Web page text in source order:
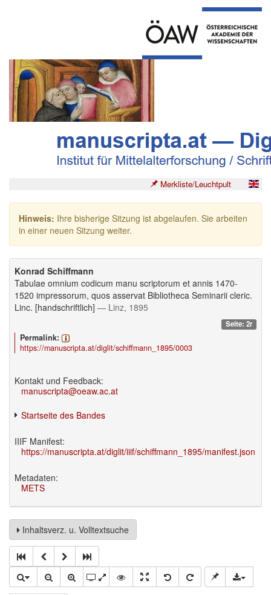
Merkliste/Leuchtpult
Hinweis: Ihre bisherige Sitzung ist abgelaufen. Sie arbeiten
in einer neuen Sitzung weiter.
Konrad Schiffmann
Tabulae omnium codicum manu scriptorum et annis 1470-
1520 impressorum, quos asservat Bibliotheca Seminarii cleric.
Linc. [handschriftlich] — Linz, 1895
Seite: 2r
Permalink:
https://manuscripta.at/diglit/schiffmann_1895/0003
Kontakt und Feedback:
manuscripta@oeaw.ac.at
Startseite des Bandes
IIIF Manifest:
https://manuscripta.at/diglit/iiif/schiffmann_1895/manifest.json
Metadaten:
METS
Inhaltsverz. u. Volltextsuche